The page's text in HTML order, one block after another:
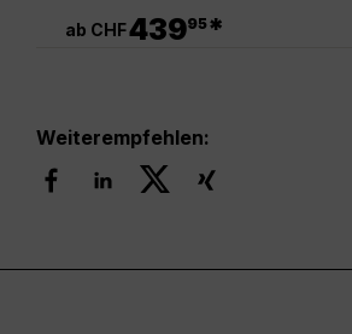
ab CHF43995*
Weiterempfehlen: